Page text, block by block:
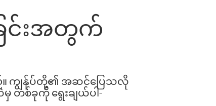
ြင်းအတွက်
ည်။ ကျွန်ုပ်တို့၏ အဆင်ပြေသလို
မှ တစ်ခုကို ရွေးချယ်ပါ-